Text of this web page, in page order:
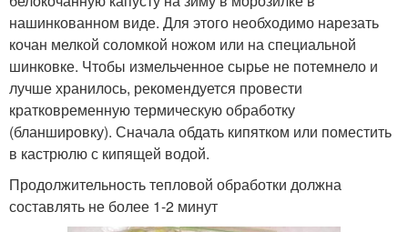
нашинкованном виде. Для этого необходимо нарезать
кочан мелкой соломкой ножом или на специальной
шинковке. Чтобы измельченное сырье не потемнело и
лучше хранилось, рекомендуется провести
кратковременную термическую обработку
(бланшировку). Сначала обдать кипятком или поместить
в кастрюлю с кипящей водой.
Продолжительность тепловой обработки должна
составлять не более 1-2 минут